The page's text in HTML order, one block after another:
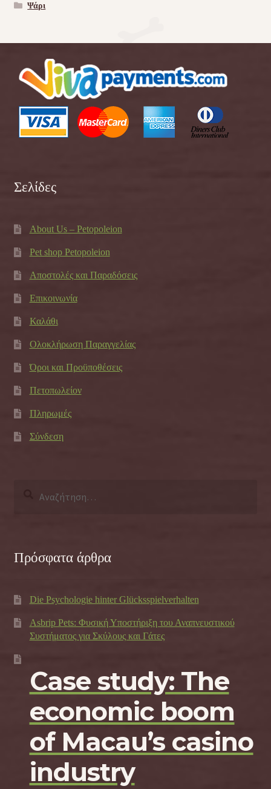
Ψάρι
Σελίδες
About Us – Petopoleion
Pet shop Petopoleion
Αποστολές και Παραδόσεις
Επικοινωνία
Καλάθι
Ολοκλήρωση Παραγγελίας
Όροι και Προϋποθέσεις
Πετοπωλείον
Πληρωμές
Σύνδεση
Πρόσφατα άρθρα
Die Psychologie hinter Glücksspielverhalten
Asbrip Pets: Φυσική Υποστήριξη του Αναπνευστικού
Συστήματος για Σκύλους και Γάτες
Case study: The
economic boom
of Macau’s casino
industry